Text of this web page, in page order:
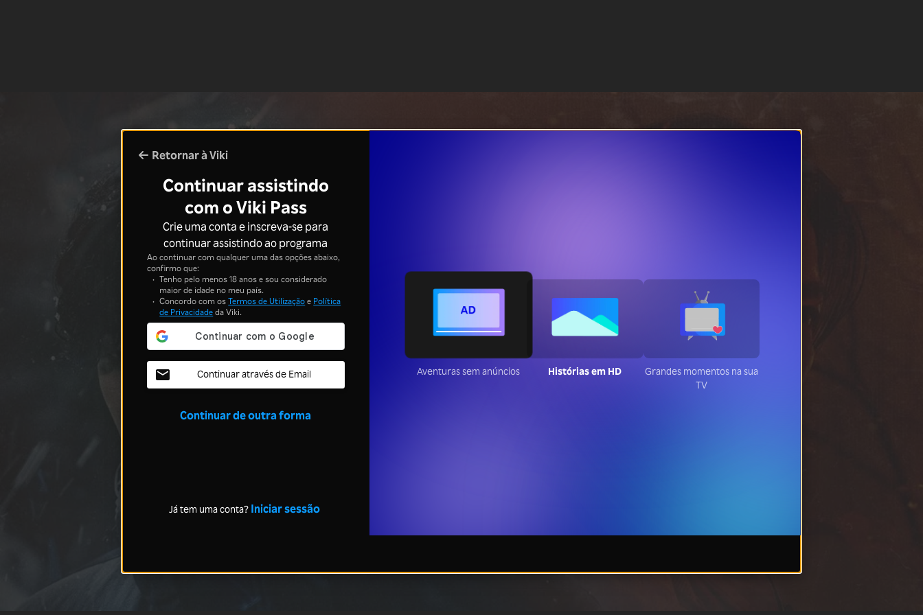
Retornar à Viki
Continuar assistindo
com o Viki Pass
Crie uma conta e inscreva-se para
continuar assistindo ao programa
Ao continuar com qualquer uma das opções abaixo,
confirmo que:
Tenho pelo menos 18 anos e sou considerado
maior de idade no meu país.
Concordo com osTermos de Utilizaçãoe Política
de Privacidadeda Viki.
Continuar através de Email
Continuar de outra forma
Já tem uma conta? Iniciar sessão
Aventuras sem anúncios Histórias em HD
Grandes momentos na sua
TV